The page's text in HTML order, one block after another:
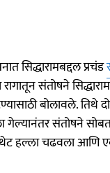
सिद्धारामबद्दल प्रचंड
रागातून संतोषने
बोलावले. तिथे
गेल्यानंतर संतोषने
थेट हल्ला चढवला आणि